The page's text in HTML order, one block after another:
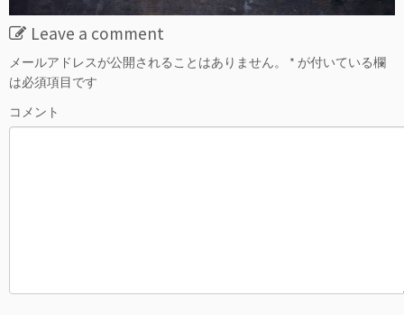
Leave a comment
メールアドレスが公開されることはありません。 * が付いている欄
は必須項目です
コメント